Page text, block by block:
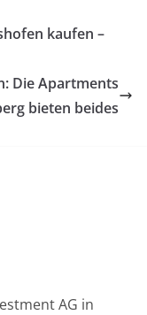
kaufen –
Die Apartments
bieten beides
AG in